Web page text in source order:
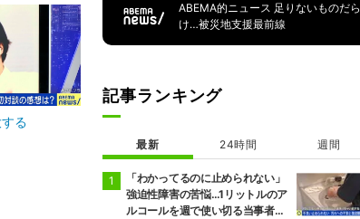
る
ABEMA的ニュース 足りないものだら
け…被災地支援最前線
記事ランキング
最新 24時間 週間
「わかってるのに止められない」
強迫性障害の苦悩…1リットルのア
ルコールを週で使い切る当事者